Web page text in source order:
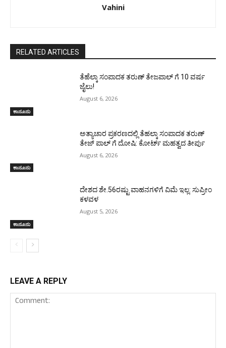
Vahini
RELATED ARTICLES
ಕಾನೂನು
ತೆಹೆಲ್ಕಾ ಸಂಪಾದಕ ತರುಣ್ ತೇಜಪಾಲ್ ಗೆ 10 ವರ್ಷ
ಜೈಲು!
August 6, 2026
ಕಾನೂನು
ಅತ್ಯಾಚಾರ ಪ್ರಕರಣದಲ್ಲಿ ತೆಹಲ್ಕಾ ಸಂಪಾದಕ ತರುಣ್‌
ತೇಜ್‌ ಪಾಲ್‌ ಗೆ ದೋಷಿ: ಕೋರ್ಟ್‌ ಮಹತ್ವದ ತೀರ್ಪು
August 6, 2026
ಕಾನೂನು
ದೇಶದ ಶೇ.56ರಷ್ಟು ವಾಹನಗಳಿಗೆ ವಿಮೆ ಇಲ್ಲ: ಸುಪ್ರೀಂ
ಕಳವಳ
August 5, 2026
LEAVE A REPLY